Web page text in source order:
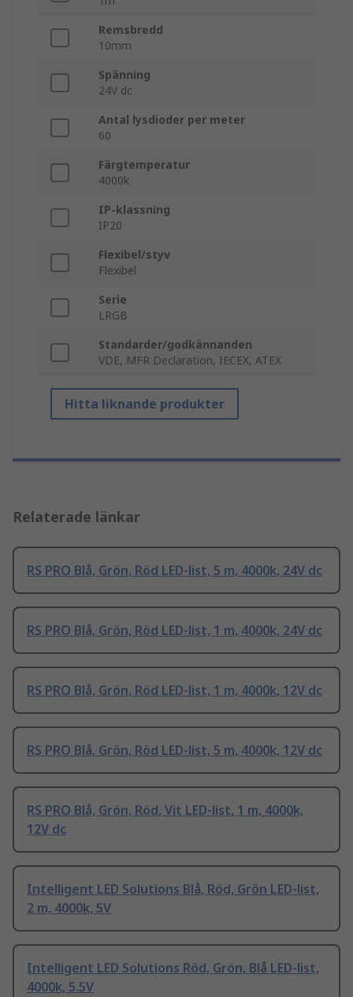
Remsbredd
10mm
Spänning
24V dc
Antal lysdioder per meter
60
Färgtemperatur
4000k
IP-klassning
IP20
Flexibel/styv
Flexibel
Serie
LRGB
Standarder/godkännanden
VDE, MFR Declaration, IECEX, ATEX
Hitta liknande produkter
Relaterade länkar
RS PRO Blå, Grön, Röd LED-list, 5 m, 4000k, 24V dc
RS PRO Blå, Grön, Röd LED-list, 1 m, 4000k, 24V dc
RS PRO Blå, Grön, Röd LED-list, 1 m, 4000k, 12V dc
RS PRO Blå, Grön, Röd LED-list, 5 m, 4000k, 12V dc
RS PRO Blå, Grön, Röd, Vit LED-list, 1 m, 4000k,
12V dc
Intelligent LED Solutions Blå, Röd, Grön LED-list,
2 m, 4000k, 5V
Intelligent LED Solutions Röd, Grön, Blå LED-list,
4000k, 5.5V